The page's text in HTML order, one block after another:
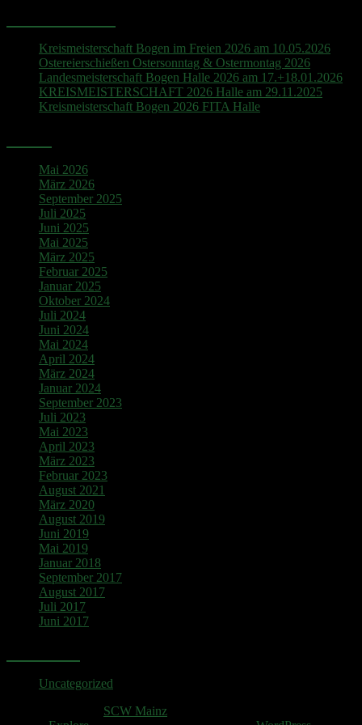
Kreismeisterschaft Bogen im Freien 2026 am 10.05.2026
Ostereierschießen Ostersonntag & Ostermontag 2026
Landesmeisterschaft Bogen Halle 2026 am 17.+18.01.2026
KREISMEISTERSCHAFT 2026 Halle am 29.11.2025
Kreismeisterschaft Bogen 2026 FITA Halle
Mai 2026
März 2026
September 2025
Juli 2025
Juni 2025
Mai 2025
März 2025
Februar 2025
Januar 2025
Oktober 2024
Juli 2024
Juni 2024
Mai 2024
April 2024
März 2024
Januar 2024
September 2023
Juli 2023
Mai 2023
April 2023
März 2023
Februar 2023
August 2021
März 2020
August 2019
Juni 2019
Mai 2019
Januar 2018
September 2017
August 2017
Juli 2017
Juni 2017
Uncategorized
SCW Mainz